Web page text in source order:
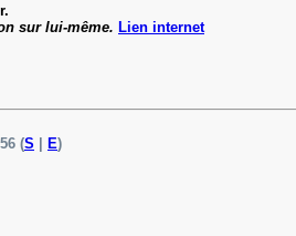
sur lui-même. Lien internet
(S E)